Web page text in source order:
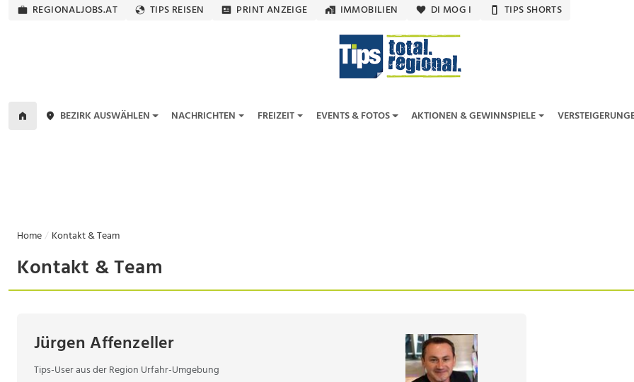
REGIONALJOBS.AT TIPS REISEN PRINT ANZEIGE IMMOBILIEN DI MOG I TIPS SHORTS
BEZIRK AUSWÄHLEN NACHRICHTEN FREIZEIT EVENTS & FOTOS AKTIONEN & GEWINNSPIELE
Home Kontakt & Team
Kontakt & Team
Jürgen Affenzeller
Tips-User aus der Region Urfahr-Umgebung